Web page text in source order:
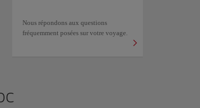
Nous répondons aux questions
fréquemment posées sur votre voyage.